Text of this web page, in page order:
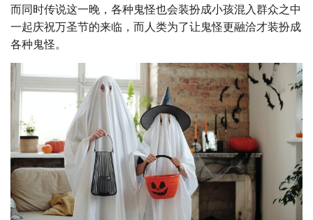
而同时传说这一晚，各种鬼怪也会装扮成小孩混入群众之中
一起庆祝万圣节的来临，而人类为了让鬼怪更融洽才装扮成
各种鬼怪。